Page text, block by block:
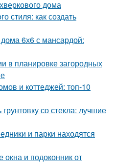
дома
стиля: как создать
6х6 с мансардой:
в планировке загородных
и коттеджей: топ-10
со стекла: лучшие
и парки находятся
окна и подоконник от